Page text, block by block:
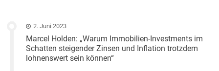
2. Juni 2023
Marcel Holden: „Warum Immobilien-Investments im
Schatten steigender Zinsen und Inflation trotzdem
lohnenswert sein können“